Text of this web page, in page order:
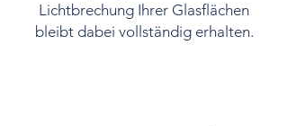
Lichtbrechung Ihrer Glasflächen
bleibt dabei vollständig erhalten.